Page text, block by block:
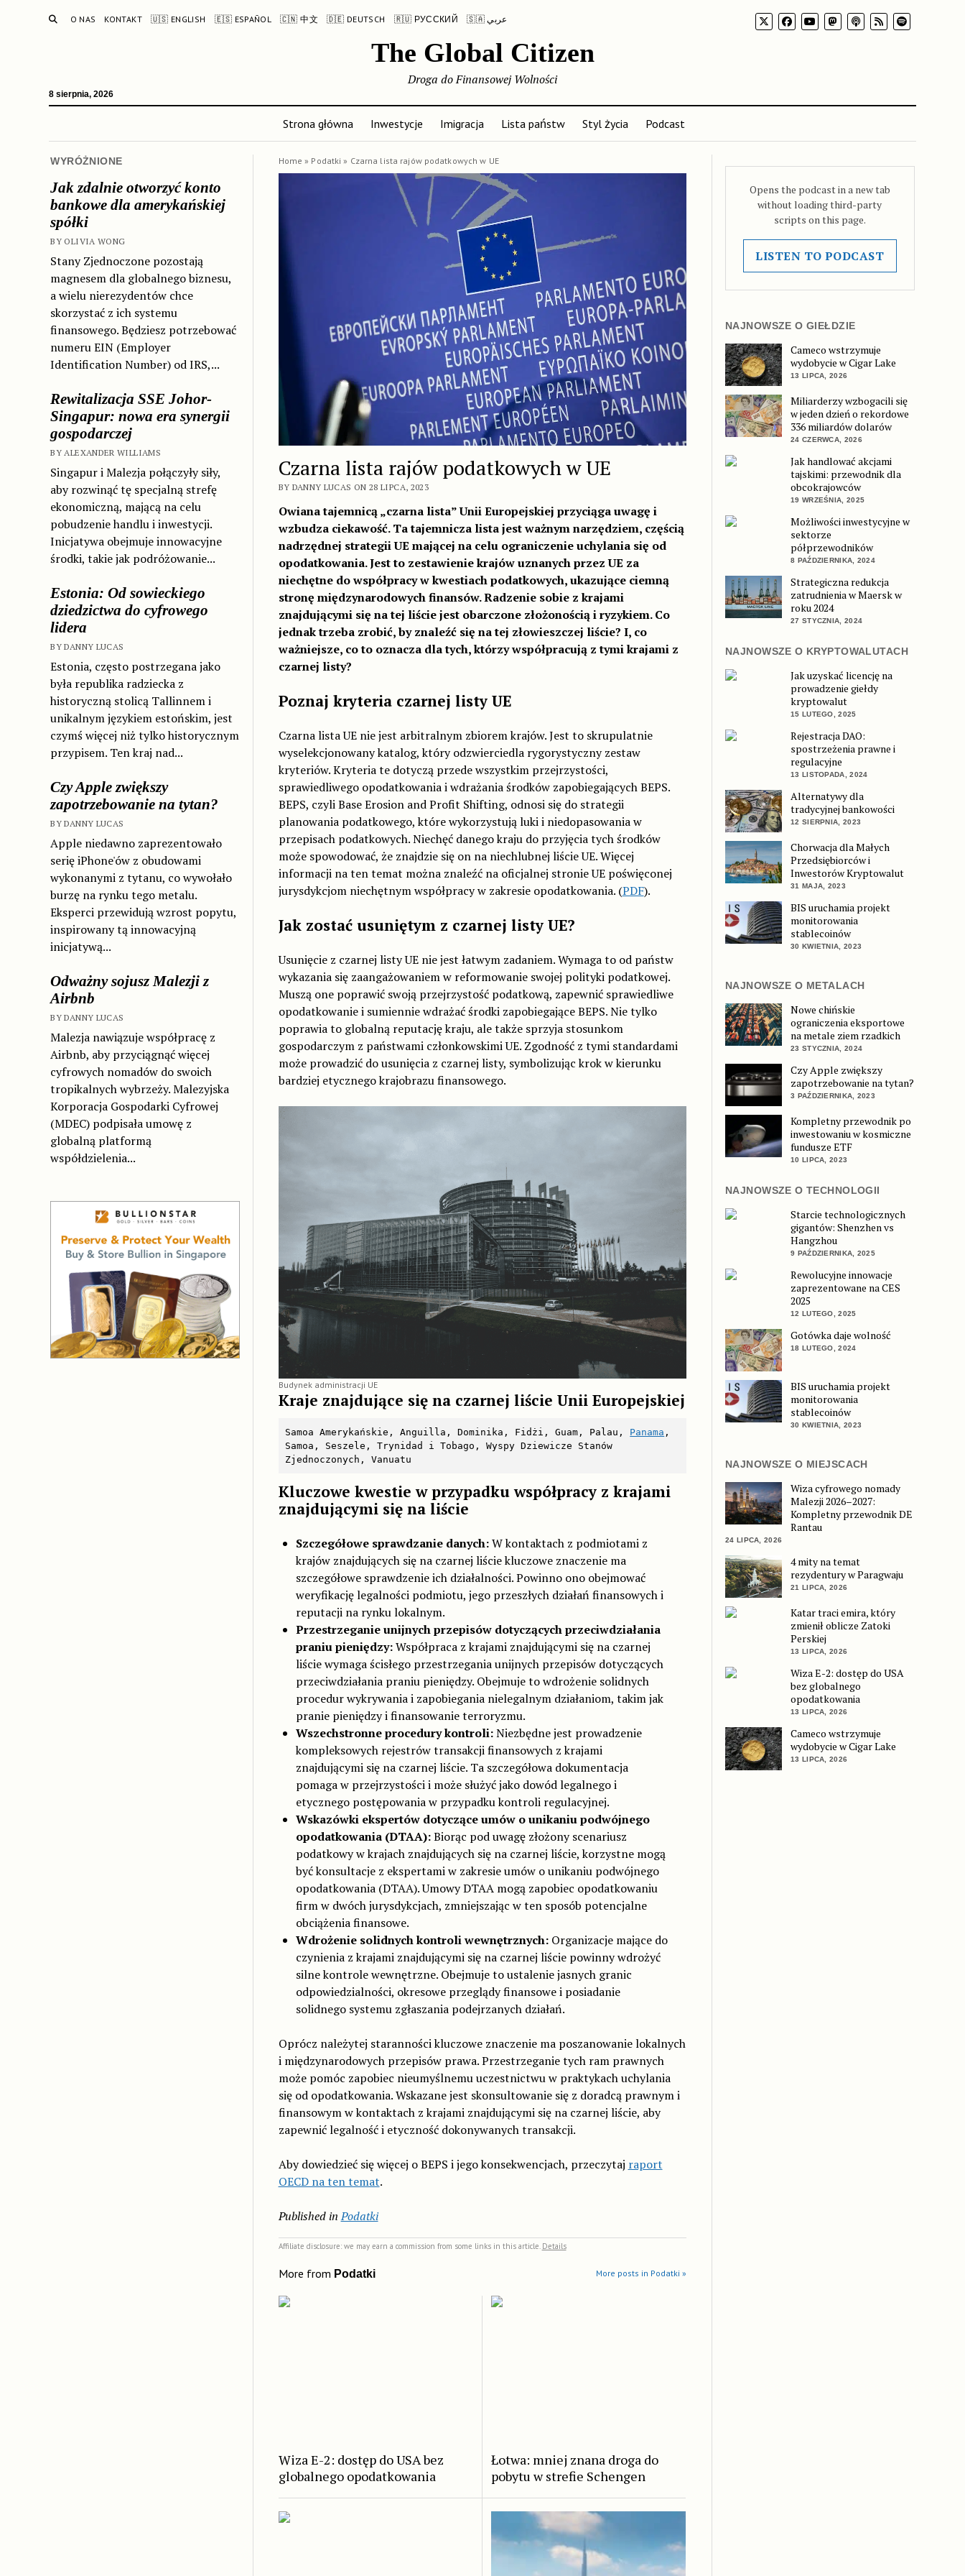
SEARCH
O NAS KONTAKT 🇺🇸 ENGLISH 🇪🇸 ESPAÑOL 🇨🇳 中文 🇩🇪 DEUTSCH 🇷🇺 РУССКИЙ 🇸🇦 عربي
The Global Citizen
8 sierpnia, 2026
Droga do Finansowej Wolności
Strona główna Inwestycje Imigracja Lista państw Styl życia Podcast
WYRÓŻNIONE
Jak zdalnie otworzyć konto
bankowe dla amerykańskiej
spółki
BY OLIVIA WONG
Stany Zjednoczone pozostają
magnesem dla globalnego biznesu,
a wielu nierezydentów chce
skorzystać z ich systemu
finansowego. Będziesz potrzebować
numeru EIN (Employer
Identification Number) od IRS,...
Rewitalizacja SSE Johor-
Singapur: nowa era synergii
gospodarczej
BY ALEXANDER WILLIAMS
Singapur i Malezja połączyły siły,
aby rozwinąć tę specjalną strefę
ekonomiczną, mającą na celu
pobudzenie handlu i inwestycji.
Inicjatywa obejmuje innowacyjne
środki, takie jak podróżowanie...
Estonia: Od sowieckiego
dziedzictwa do cyfrowego
lidera
BY DANNY LUCAS
Estonia, często postrzegana jako
była republika radziecka z
historyczną stolicą Tallinnem i
unikalnym językiem estońskim, jest
czymś więcej niż tylko historycznym
przypisem. Ten kraj nad...
Czy Apple zwiększy
zapotrzebowanie na tytan?
BY DANNY LUCAS
Apple niedawno zaprezentowało
serię iPhone'ów z obudowami
wykonanymi z tytanu, co wywołało
burzę na rynku tego metalu.
Eksperci przewidują wzrost popytu,
inspirowany tą innowacyjną
inicjatywą...
Odważny sojusz Malezji z
Airbnb
BY DANNY LUCAS
Malezja nawiązuje współpracę z
Airbnb, aby przyciągnąć więcej
cyfrowych nomadów do swoich
tropikalnych wybrzeży. Malezyjska
Korporacja Gospodarki Cyfrowej
(MDEC) podpisała umowę z
globalną platformą
współdzielenia...
Home » Podatki » Czarna lista rajów podatkowych w UE
Czarna lista rajów podatkowych w UE
BY DANNY LUCAS ON 28 LIPCA, 2023
Owiana tajemnicą „czarna lista” Unii Europejskiej przyciąga uwagę i
wzbudza ciekawość. Ta tajemnicza lista jest ważnym narzędziem, częścią
nadrzędnej strategii UE mającej na celu ograniczenie uchylania się od
opodatkowania. Jest to zestawienie krajów uznanych przez UE za
niechętne do współpracy w kwestiach podatkowych, ukazujące ciemną
stronę międzynarodowych finansów. Radzenie sobie z krajami
znajdującymi się na tej liście jest obarczone złożonością i ryzykiem. Co
jednak trzeba zrobić, by znaleźć się na tej złowieszczej liście? I, co
ważniejsze, co to oznacza dla tych, którzy współpracują z tymi krajami z
czarnej listy?
Poznaj kryteria czarnej listy UE
Czarna lista UE nie jest arbitralnym zbiorem krajów. Jest to skrupulatnie
wyselekcjonowany katalog, który odzwierciedla rygorystyczny zestaw
kryteriów. Kryteria te dotyczą przede wszystkim przejrzystości,
sprawiedliwego opodatkowania i wdrażania środków zapobiegających BEPS.
BEPS, czyli Base Erosion and Profit Shifting, odnosi się do strategii
planowania podatkowego, które wykorzystują luki i niedopasowania w
przepisach podatkowych. Niechęć danego kraju do przyjęcia tych środków
może spowodować, że znajdzie się on na niechlubnej liście UE. Więcej
informacji na ten temat można znaleźć na oficjalnej stronie UE poświęconej
jurysdykcjom niechętnym współpracy w zakresie opodatkowania. (PDF).
Jak zostać usuniętym z czarnej listy UE?
Usunięcie z czarnej listy UE nie jest łatwym zadaniem. Wymaga to od państw
wykazania się zaangażowaniem w reformowanie swojej polityki podatkowej.
Muszą one poprawić swoją przejrzystość podatkową, zapewnić sprawiedliwe
opodatkowanie i sumiennie wdrażać środki zapobiegające BEPS. Nie tylko
poprawia to globalną reputację kraju, ale także sprzyja stosunkom
gospodarczym z państwami członkowskimi UE. Zgodność z tymi standardami
może prowadzić do usunięcia z czarnej listy, symbolizując krok w kierunku
bardziej etycznego krajobrazu finansowego.
Budynek administracji UE
Kraje znajdujące się na czarnej liście Unii Europejskiej
Samoa Amerykańskie, Anguilla, Dominika, Fidżi, Guam, Palau, Panama ,
Samoa, Seszele, Trynidad i Tobago, Wyspy Dziewicze Stanów
Zjednoczonych, Vanuatu
Kluczowe kwestie w przypadku współpracy z krajami
znajdującymi się na liście
Szczegółowe sprawdzanie danych:W kontaktach z podmiotami z
krajów znajdujących się na czarnej liście kluczowe znaczenie ma
szczegółowe sprawdzenie ich działalności. Powinno ono obejmować
weryfikację legalności podmiotu, jego przeszłych działań finansowych i
reputacji na rynku lokalnym.
Przestrzeganie unijnych przepisów dotyczących przeciwdziałania
praniu pieniędzy:Współpraca z krajami znajdującymi się na czarnej
liście wymaga ścisłego przestrzegania unijnych przepisów dotyczących
przeciwdziałania praniu pieniędzy. Obejmuje to wdrożenie solidnych
procedur wykrywania i zapobiegania nielegalnym działaniom, takim jak
pranie pieniędzy i finansowanie terroryzmu.
Wszechstronne procedury kontroli:Niezbędne jest prowadzenie
kompleksowych rejestrów transakcji finansowych z krajami
znajdującymi się na czarnej liście. Ta szczegółowa dokumentacja
pomaga w przejrzystości i może służyć jako dowód legalnego i
etycznego postępowania w przypadku kontroli regulacyjnej.
Wskazówki ekspertów dotyczące umów o unikaniu podwójnego
opodatkowania (DTAA):Biorąc pod uwagę złożony scenariusz
podatkowy w krajach znajdujących się na czarnej liście, korzystne mogą
być konsultacje z ekspertami w zakresie umów o unikaniu podwójnego
opodatkowania (DTAA). Umowy DTAA mogą zapobiec opodatkowaniu
firm w dwóch jurysdykcjach, zmniejszając w ten sposób potencjalne
obciążenia finansowe.
Wdrożenie solidnych kontroli wewnętrznych: Organizacje mające do
czynienia z krajami znajdującymi się na czarnej liście powinny wdrożyć
silne kontrole wewnętrzne. Obejmuje to ustalenie jasnych granic
odpowiedzialności, okresowe przeglądy finansowe i posiadanie
solidnego systemu zgłaszania podejrzanych działań.
Oprócz należytej staranności kluczowe znaczenie ma poszanowanie lokalnych
i międzynarodowych przepisów prawa. Przestrzeganie tych ram prawnych
może pomóc zapobiec nieumyślnemu uczestnictwu w praktykach uchylania
się od opodatkowania. Wskazane jest skonsultowanie się z doradcą prawnym i
finansowym w kontaktach z krajami znajdującymi się na czarnej liście, aby
zapewnić legalność i etyczność dokonywanych transakcji.
Aby dowiedzieć się więcej o BEPS i jego konsekwencjach, przeczytaj raport
OECD na ten temat.
Published in Podatki
Affiliate disclosure: we may earn a commission from some links in this article. Details
More from Podatki More posts in Podatki »
Wiza E-2: dostęp do USA bez
globalnego opodatkowania
Łotwa: mniej znana droga do
pobytu w strefie Schengen
Opens the podcast in a new tab
without loading third-party
scripts on this page.
LISTEN TO PODCAST
NAJNOWSZE O GIEŁDZIE
Cameco wstrzymuje
wydobycie w Cigar Lake
13 LIPCA, 2026
Miliarderzy wzbogacili się
w jeden dzień o rekordowe
336 miliardów dolarów
24 CZERWCA, 2026
Jak handlować akcjami
tajskimi: przewodnik dla
obcokrajowców
19 WRZEŚNIA, 2025
Możliwości inwestycyjne w
sektorze
półprzewodników
8 PAŹDZIERNIKA, 2024
Strategiczna redukcja
zatrudnienia w Maersk w
roku 2024
27 STYCZNIA, 2024
NAJNOWSZE O KRYPTOWALUTACH
Jak uzyskać licencję na
prowadzenie giełdy
kryptowalut
15 LUTEGO, 2025
Rejestracja DAO:
spostrzeżenia prawne i
regulacyjne
13 LISTOPADA, 2024
Alternatywy dla
tradycyjnej bankowości
12 SIERPNIA, 2023
Chorwacja dla Małych
Przedsiębiorców i
Inwestorów Kryptowalut
31 MAJA, 2023
BIS uruchamia projekt
monitorowania
stablecoinów
30 KWIETNIA, 2023
NAJNOWSZE O METALACH
Nowe chińskie
ograniczenia eksportowe
na metale ziem rzadkich
23 STYCZNIA, 2024
Czy Apple zwiększy
zapotrzebowanie na tytan?
3 PAŹDZIERNIKA, 2023
Kompletny przewodnik po
inwestowaniu w kosmiczne
fundusze ETF
10 LIPCA, 2023
NAJNOWSZE O TECHNOLOGII
Starcie technologicznych
gigantów: Shenzhen vs
Hangzhou
9 PAŹDZIERNIKA, 2025
Rewolucyjne innowacje
zaprezentowane na CES
2025
12 LUTEGO, 2025
Gotówka daje wolność
18 LUTEGO, 2024
BIS uruchamia projekt
monitorowania
stablecoinów
30 KWIETNIA, 2023
NAJNOWSZE O MIEJSCACH
Wiza cyfrowego nomady
Malezji 2026–2027:
Kompletny przewodnik DE
Rantau
24 LIPCA, 2026
4 mity na temat
rezydentury w Paragwaju
21 LIPCA, 2026
Katar traci emira, który
zmienił oblicze Zatoki
Perskiej
13 LIPCA, 2026
Wiza E-2: dostęp do USA
bez globalnego
opodatkowania
13 LIPCA, 2026
Cameco wstrzymuje
wydobycie w Cigar Lake
13 LIPCA, 2026